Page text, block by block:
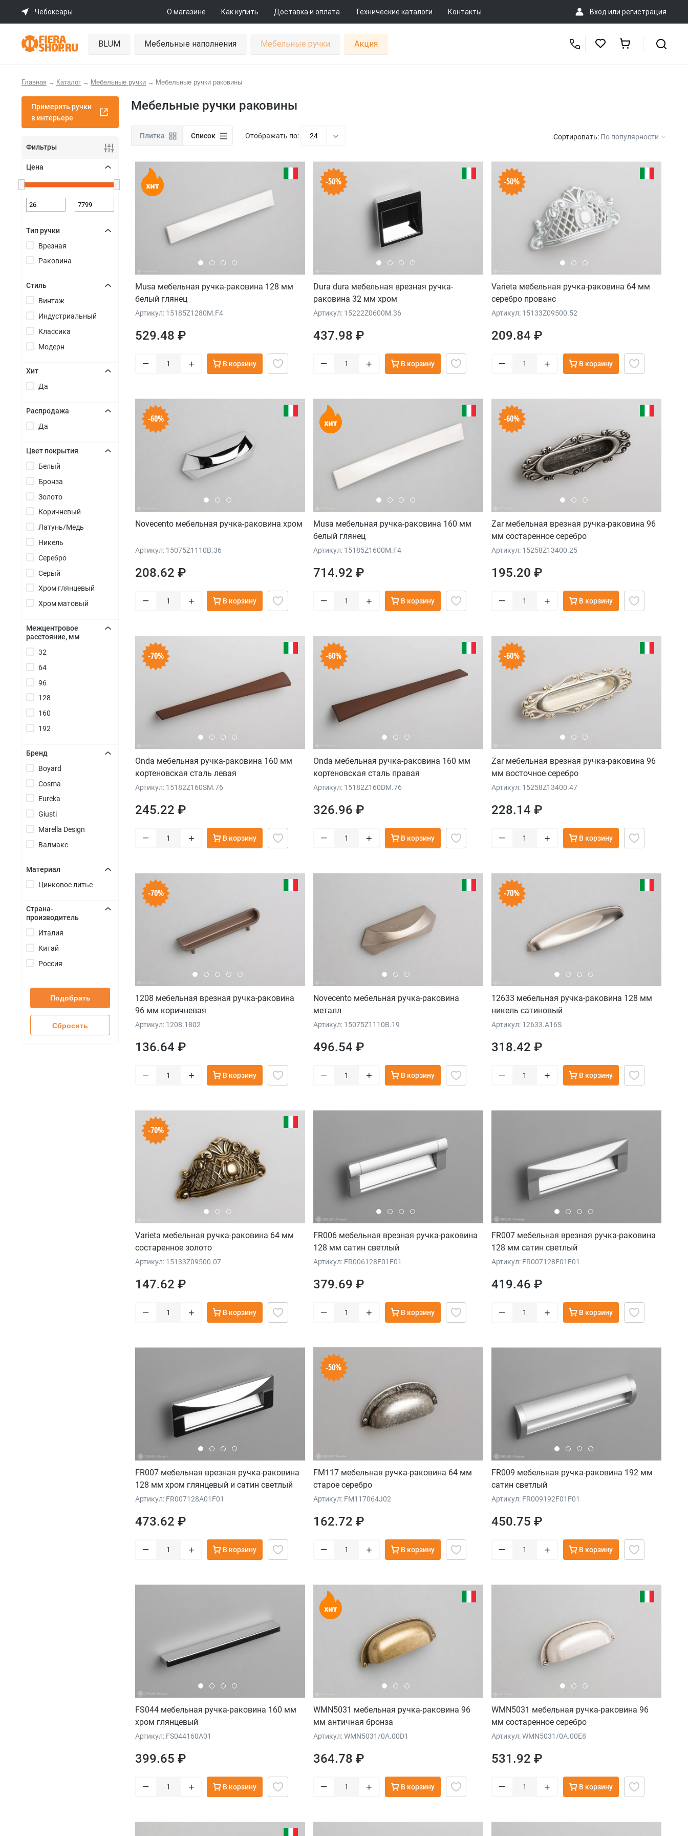
Чебоксары О магазине Как купить Доставка и оплата Технические каталоги Контакты Вход или регистрация
BLUM Мебельные наполнения Мебельные ручки Акция
Главная → Каталог → Мебельные ручки → Мебельные ручки раковины
Примерить ручки
в интерьере
Фильтры
Цена
+
Тип ручки
Врезная
Раковина
Стиль
Винтаж
Индустриальный
Классика
Модерн
Хит
Да
Распродажа
Да
Цвет покрытия
Белый
Бронза
Золото
Коричневый
Латунь/Медь
Никель
Серебро
Серый
Хром глянцевый
Хром матовый
Межцентровое
расстояние, мм
32
64
96
128
160
192
Бренд
Boyard
Cosma
Eureka
Giusti
Marella Design
Валмакс
Материал
Цинковое литье
Страна-
производитель
Италия
Китай
Россия
Подобрать
Сбросить
Мебельные ручки раковины
Плитка Список Отображать по: 24 Сортировать: По популярности
Musa мебельная ручка-раковина 128 мм
белый глянец
Артикул: 15185Z1280M.F4
529.48 ₽
– + В корзину
-50%
Dura dura мебельная врезная ручка-
раковина 32 мм хром
Артикул: 15222Z0600M.36
437.98 ₽
– + В корзину
-50%
Varieta мебельная ручка-раковина 64 мм
серебро прованс
Артикул: 15133Z09500.52
209.84 ₽
– + В корзину
-60%
Novecento мебельная ручка-раковина хром
Артикул: 15075Z1110B.36
208.62 ₽
– + В корзину
Musa мебельная ручка-раковина 160 мм
белый глянец
Артикул: 15185Z1600M.F4
714.92 ₽
– + В корзину
-60%
Zar мебельная врезная ручка-раковина 96
мм состаренное серебро
Артикул: 15258Z13400.25
195.20 ₽
– + В корзину
-70%
Onda мебельная ручка-раковина 160 мм
кортеновская сталь левая
Артикул: 15182Z160SM.76
245.22 ₽
– + В корзину
-60%
Onda мебельная ручка-раковина 160 мм
кортеновская сталь правая
Артикул: 15182Z160DM.76
326.96 ₽
– + В корзину
-60%
Zar мебельная врезная ручка-раковина 96
мм восточное серебро
Артикул: 15258Z13400.47
228.14 ₽
– + В корзину
-70%
1208 мебельная врезная ручка-раковина
96 мм коричневая
Артикул: 1208.1802
136.64 ₽
– + В корзину
Novecento мебельная ручка-раковина
металл
Артикул: 15075Z1110B.19
496.54 ₽
– + В корзину
-70%
12633 мебельная ручка-раковина 128 мм
никель сатиновый
Артикул: 12633.A16S
318.42 ₽
– + В корзину
-70%
Varieta мебельная ручка-раковина 64 мм
состаренное золото
Артикул: 15133Z09500.07
147.62 ₽
– + В корзину
FR006 мебельная врезная ручка-раковина
128 мм сатин светлый
Артикул: FR006128F01F01
379.69 ₽
– + В корзину
FR007 мебельная врезная ручка-раковина
128 мм сатин светлый
Артикул: FR007128F01F01
419.46 ₽
– + В корзину
FR007 мебельная врезная ручка-раковина
128 мм хром глянцевый и сатин светлый
Артикул: FR007128A01F01
473.62 ₽
– + В корзину
-50%
FM117 мебельная ручка-раковина 64 мм
старое серебро
Артикул: FM117064J02
162.72 ₽
– + В корзину
FR009 мебельная ручка-раковина 192 мм
сатин светлый
Артикул: FR009192F01F01
450.75 ₽
– + В корзину
FS044 мебельная ручка-раковина 160 мм
хром глянцевый
Артикул: FS044160A01
399.65 ₽
– + В корзину
WMN5031 мебельная ручка-раковина 96
мм античная бронза
Артикул: WMN5031/0A.00D1
364.78 ₽
– + В корзину
WMN5031 мебельная ручка-раковина 96
мм состаренное серебро
Артикул: WMN5031/0A.00E8
531.92 ₽
– + В корзину